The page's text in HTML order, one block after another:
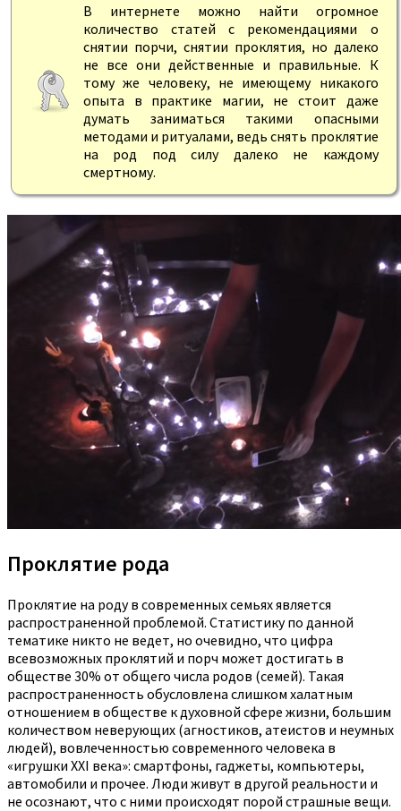
В интернете можно найти огромное
количество статей с рекомендациями о
снятии порчи, снятии проклятия, но далеко
не все они действенные и правильные. К
тому же человеку, не имеющему никакого
опыта в практике магии, не стоит даже
думать заниматься такими опасными
методами и ритуалами, ведь снять проклятие
на род под силу далеко не каждому
смертному.
Проклятие рода
Проклятие на роду в современных семьях является
распространенной проблемой. Статистику по данной
тематике никто не ведет, но очевидно, что цифра
всевозможных проклятий и порч может достигать в
обществе 30% от общего числа родов (семей). Такая
распространенность обусловлена слишком халатным
отношением в обществе к духовной сфере жизни, большим
количеством неверующих (агностиков, атеистов и неумных
людей), вовлеченностью современного человека в
«игрушки XXI века»: смартфоны, гаджеты, компьютеры,
автомобили и прочее. Люди живут в другой реальности и
не осознают, что с ними происходят порой страшные вещи.